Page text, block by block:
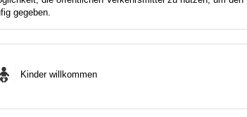
gegeben.
Kinder willkommen